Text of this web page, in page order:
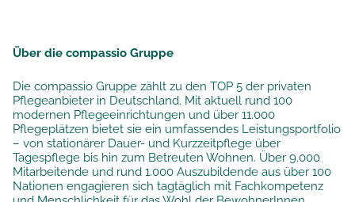
Über die compassio Gruppe
Die compassio Gruppe zählt zu den TOP 5 der privaten
Pflegeanbieter in Deutschland. Mit aktuell rund 100
modernen Pflegeeinrichtungen und über 11.000
Pflegeplätzen bietet sie ein umfassendes Leistungsportfolio
– von stationärer Dauer- und Kurzzeitpflege über
Tagespflege bis hin zum Betreuten Wohnen. Über 9.000
Mitarbeitende und rund 1.000 Auszubildende aus über 100
Nationen engagieren sich tagtäglich mit Fachkompetenz